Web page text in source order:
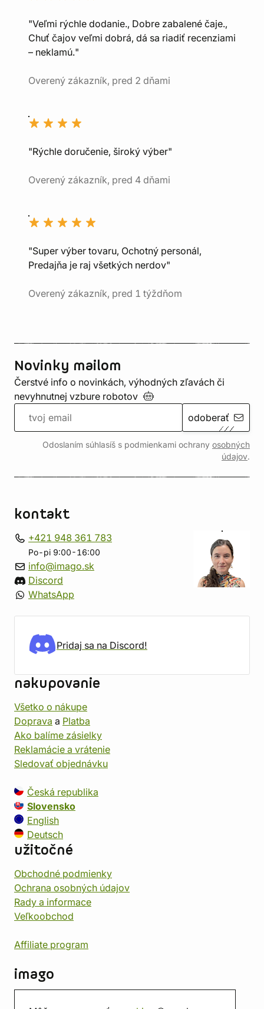
"Veľmi rýchle dodanie., Dobre zabalené čaje.,
Chuť čajov veľmi dobrá, dá sa riadiť recenziami
– neklamú."
Overený zákazník, pred 2 dňami
"Rýchle doručenie, široký výber"
Overený zákazník, pred 4 dňami
"Super výber tovaru, Ochotný personál,
Predajňa je raj všetkých nerdov"
Overený zákazník, pred 1 týždňom
Novinky mailom
Čerstvé info o novinkách, výhodných zľavách či
nevyhnutnej vzbure robotov
odoberať
Odoslaním súhlasíš s podmienkami ochrany osobných
údajov.
kontakt
+421 948 361 783
Po-pi 9:00-16:00
info@imago.sk
Discord
WhatsApp
Pridaj sa na Discord!
nakupovanie
Všetko o nákupe
Doprava a Platba
Ako balíme zásielky
Reklamácie a vrátenie
Sledovať objednávku
Česká republika
Slovensko
English
Deutsch
užitočné
Obchodné podmienky
Ochrana osobných údajov
Rady a informace
Veľkoobchod
Affiliate program
imago